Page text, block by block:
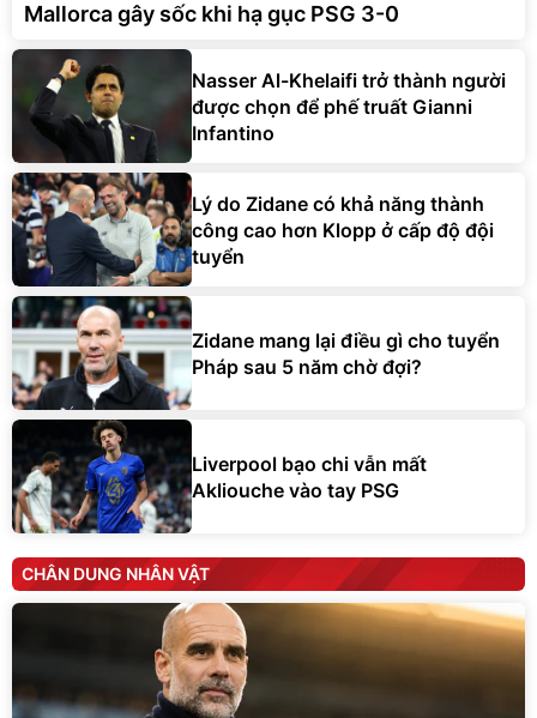
Mallorca gây sốc khi hạ gục PSG 3-0
Nasser Al-Khelaifi trở thành người
được chọn để phế truất Gianni
Infantino
Lý do Zidane có khả năng thành
công cao hơn Klopp ở cấp độ đội
tuyển
Zidane mang lại điều gì cho tuyển
Pháp sau 5 năm chờ đợi?
Liverpool bạo chi vẫn mất
Akliouche vào tay PSG
CHÂN DUNG NHÂN VẬT